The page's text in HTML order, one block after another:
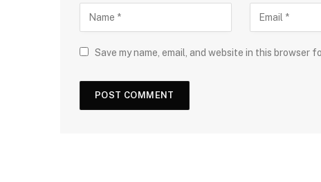
Save my name, email, and website in this browser